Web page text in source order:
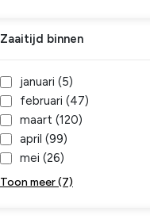
Zaaitijd binnen
januari (5)
februari (47)
maart (120)
april (99)
mei (26)
Toon meer (7)